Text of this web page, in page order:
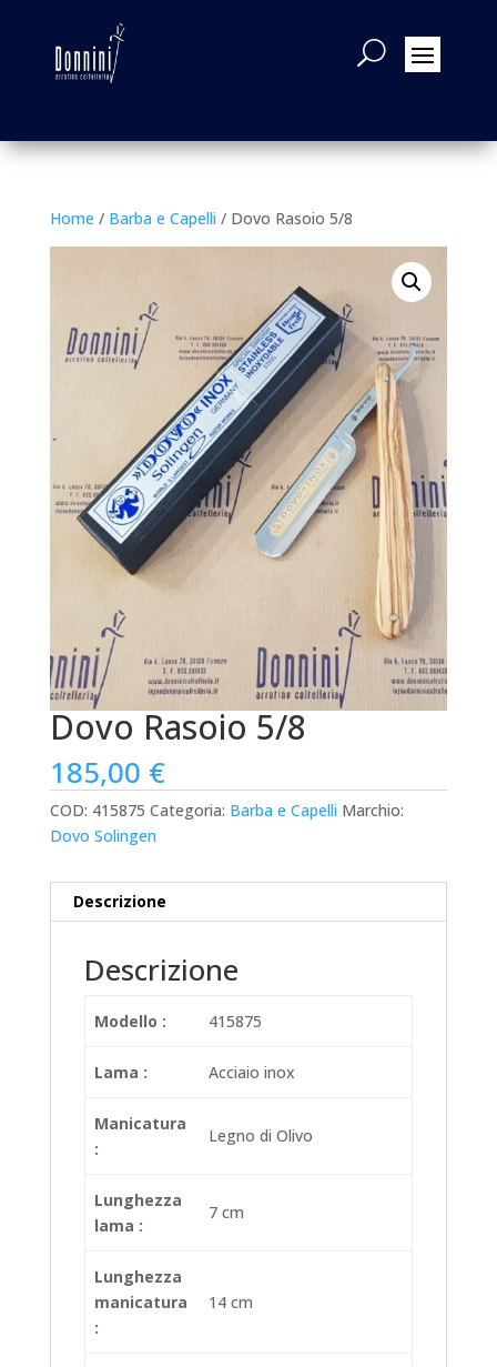
Home / Barba e Capelli / Dovo Rasoio 5/8
Dovo Rasoio 5/8
185,00 €
COD: 415875 Categoria: Barba e Capelli Marchio:
Dovo Solingen
Descrizione
Descrizione
Modello : 415875
Lama : Acciaio inox
Manicatura
:
Legno di Olivo
Lunghezza
lama :
7 cm
Lunghezza
manicatura
:
14 cm